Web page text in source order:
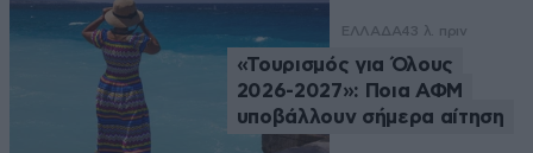
ΕΛΛΑΔΑ43 λ. πριν
«Τουρισμός για Όλους
2026-2027»: Ποια ΑΦΜ
υποβάλλουν σήμερα αίτηση